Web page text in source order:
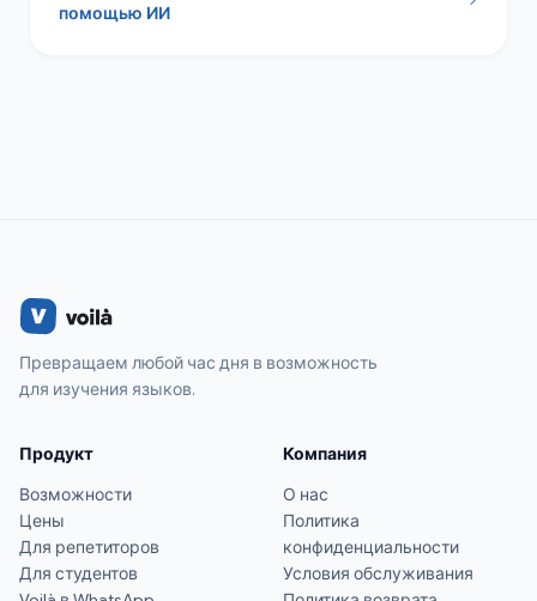
помощью ИИ
Превращаем любой час дня в возможность
для изучения языков.
Продукт
Возможности
Цены
Для репетиторов
Для студентов
Компания
О нас
Политика
конфиденциальности
Условия обслуживания